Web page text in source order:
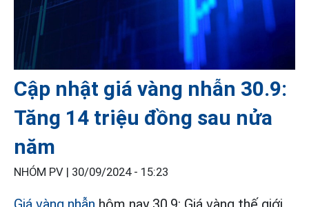
Cập nhật giá vàng nhẫn 30.9:
Tăng 14 triệu đồng sau nửa
năm
NHÓM PV | 30/09/2024 - 15:23